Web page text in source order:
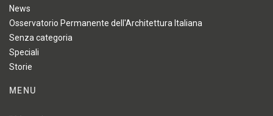
News
Osservatorio Permanente dell'Architettura Italiana
Senza categoria
Speciali
Storie
MENU